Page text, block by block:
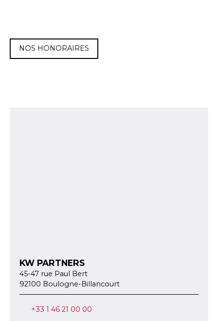
NOS HONORAIRES
KW PARTNERS
45-47 rue Paul Bert
92100 Boulogne-Billancourt
+33 1 46 21 00 00